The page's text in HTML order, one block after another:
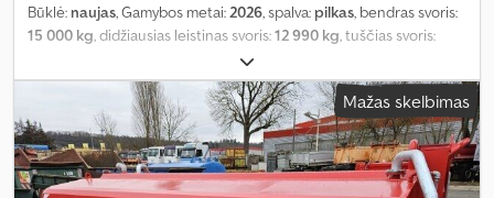
Būklė: naujas, Gamybos metai:2026, spalva: pilkas, bendras svoris:
15 000 kg, didžiausias leistinas svoris:12 990 kg, tuščias svoris:
12 m³
mm, krovimo vietos ilgis:6 500 mm, krovos erdvės aukštis:750
, pavaros tipas:kitas , vairuotojo kabina: kitas Mažas skelbimas